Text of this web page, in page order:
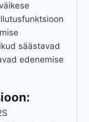
säästavad
edenemise